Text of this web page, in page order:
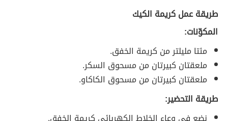
طريقة عمل كريمة الكيك
المكوّنات:
مئتا مليلتر من كريمة الخفق.
ملعقتان كبيرتان من مسحوق السكر.
ملعقتان كبيرتان من مسحوق الكاكاو.
طريقة التحضير: